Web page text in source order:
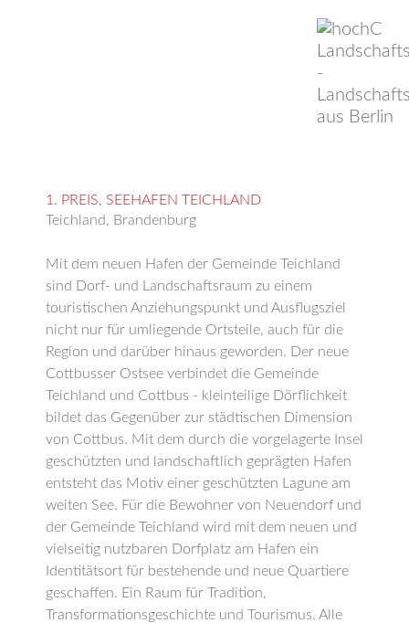
1. PREIS, SEEHAFEN TEICHLAND
Teichland, Brandenburg
Mit dem neuen Hafen der Gemeinde Teichland
sind Dorf- und Landschaftsraum zu einem
touristischen Anziehungspunkt und Ausflugsziel
nicht nur für umliegende Ortsteile, auch für die
Region und darüber hinaus geworden. Der neue
Cottbusser Ostsee verbindet die Gemeinde
Teichland und Cottbus - kleinteilige Dörflichkeit
bildet das Gegenüber zur städtischen Dimension
von Cottbus. Mit dem durch die vorgelagerte Insel
geschützten und landschaftlich geprägten Hafen
entsteht das Motiv einer geschützten Lagune am
weiten See. Für die Bewohner von Neuendorf und
der Gemeinde Teichland wird mit dem neuen und
vielseitig nutzbaren Dorfplatz am Hafen ein
Identitätsort für bestehende und neue Quartiere
geschaffen. Ein Raum für Tradition,
Transformationsgeschichte und Tourismus. Alle